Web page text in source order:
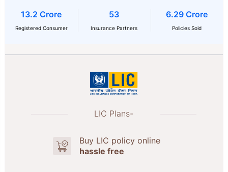
LIC Plans-
Buy LIC policy online
hassle free
13.2 Crore
Registered Consumer
53
Insurance Partners
6.29 Crore
Policies Sold